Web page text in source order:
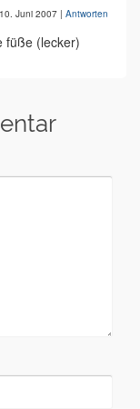
10. Juni 2007 | Antworten
füße (lecker)